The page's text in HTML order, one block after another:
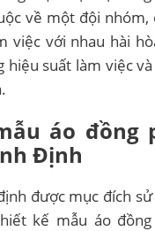
về một đội nhóm,
việc với nhau hài
hiệu suất làm việc
áo đồng
Định
được mục đích
kế mẫu áo